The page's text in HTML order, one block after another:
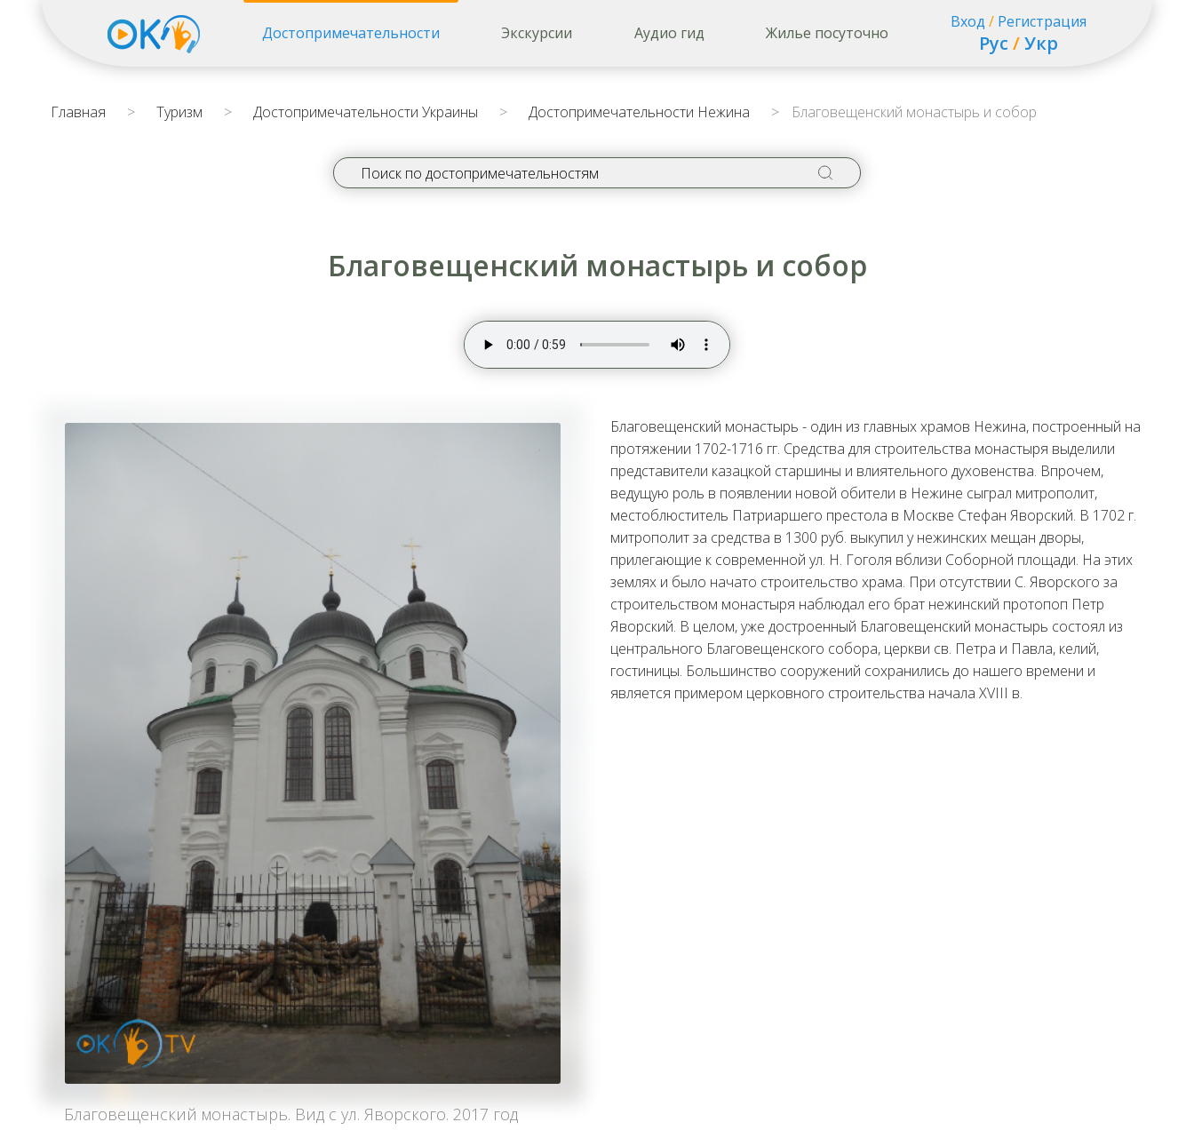
Достопримечательности Экскурсии Аудио гид Жилье посуточно
Вход / Регистрация
Рус /Укр
Главная > Туризм > Достопримечательности Украины > Достопримечательности Нежина > Благовещенский монастырь и собор
Благовещенский монастырь и собор
Благовещенский монастырь. Вид с ул. Яворского. 2017 год
Благовещенский монастырь - один из главных храмов Нежина, построенный на
протяжении 1702-1716 гг. Средства для строительства монастыря выделили
представители казацкой старшины и влиятельного духовенства. Впрочем,
ведущую роль в появлении новой обители в Нежине сыграл митрополит,
местоблюститель Патриаршего престола в Москве Стефан Яворский. В 1702 г.
митрополит за средства в 1300 руб. выкупил у нежинских мещан дворы,
прилегающие к современной ул. Н. Гоголя вблизи Соборной площади. На этих
землях и было начато строительство храма. При отсутствии С. Яворского за
строительством монастыря наблюдал его брат нежинский протопоп Петр
Яворский. В целом, уже достроенный Благовещенский монастырь состоял из
центрального Благовещенского собора, церкви св. Петра и Павла, келий,
гостиницы. Большинство сооружений сохранились до нашего времени и
является примером церковного строительства начала XVIII в.